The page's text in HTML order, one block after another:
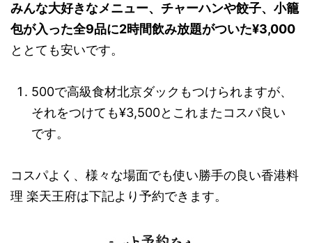
みんな大好きなメニュー、チャーハンや餃子、小籠
包が入った全9品に2時間飲み放題がついた¥3,000
ととても安いです。
500で高級食材北京ダックもつけられますが、
それをつけても¥3,500とこれまたコスパ良い
です。
コスパよく、様々な場面でも使い勝手の良い香港料
理 楽天王府は下記より予約できます。